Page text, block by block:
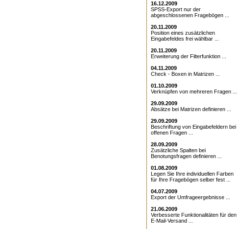
16.12.2009
SPSS-Export nur der
abgeschlossenen Fragebögen ...
20.11.2009
Position eines zusätzlichen
Eingabefeldes frei wählbar ...
20.11.2009
Erweiterung der Filterfunktion ...
04.11.2009
Check - Boxen in Matrizen ...
01.10.2009
Verknüpfen von mehreren Fragen ...
29.09.2009
Absätze bei Matrizen definieren ...
29.09.2009
Beschriftung von Eingabefeldern bei
offenen Fragen ...
28.09.2009
Zusätzliche Spalten bei
Benotungsfragen definieren ...
01.08.2009
Legen Sie Ihre individuellen Farben
für Ihre Fragebögen selber fest ...
04.07.2009
Export der Umfrageergebnisse ...
21.06.2009
Verbesserte Funktionalitäten für den
E-Mail-Versand ...